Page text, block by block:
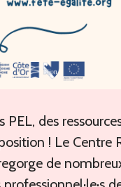
PEL, des
! Le Centre
de